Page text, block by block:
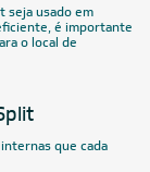
seja usado em
é importante
o local de
que cada